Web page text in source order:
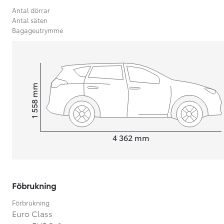
Från 599 900 kr
Nya Corolla Cross
Antal dörrar
Antal säten
Bagageutrymme
4 362 mm
Height1 558
mm
Föbrukning
Förbrukning
Euro Class